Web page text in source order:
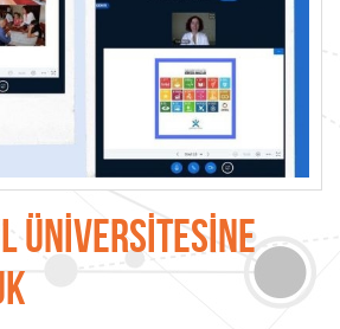
ÜNİVERSİTESİNE